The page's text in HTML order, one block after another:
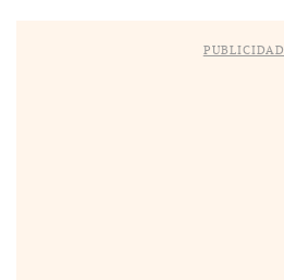
PUBLICIDAD